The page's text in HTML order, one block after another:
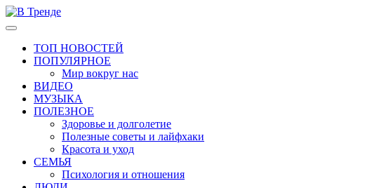
Перейти
к
Основное
ТОП НОВОСТЕЙ
ПОПУЛЯРНОЕ
Мир вокруг нас
ВИДЕО
МУЗЫКА
ПОЛЕЗНОЕ
Здоровье и долголетие
Полезные советы и лайфхаки
Красота и уход
СЕМЬЯ
Психология и отношения